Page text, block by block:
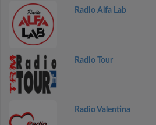
Radio Alfa Lab
Radio Tour
Radio Valentina